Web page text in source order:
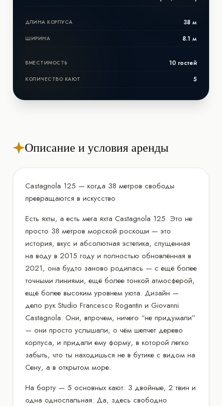
ДЛИНА КОРПУСА 38 м
ШИРИНА 8.1 м
ВМЕСТИМОСТЬ 10 гостей
КОЛИЧЕСТВО КАЮТ 5
Описание и условия аренды
Castagnola 125 — когда 38 метров свободы
превращаются в искусство
Есть яхты, а есть мега яхта Castagnola 125. Это не
просто 38 метров морской роскоши — это
история, вкус и абсолютная эстетика, спущенная
на воду в 2015 году и полностью обновлённая в
2021, она будто заново родилась — с ещё более
точными линиями, ещё более тонкой атмосферой,
ещё более высоким уровнем уюта. Дизайн —
дело рук Studio Francesco Rogantin и Giovanni
Castagnola. Они, впрочем, ничего “не придумали”
— они просто услышали, о чём шепчет дерево
корпуса, и придали ему форму, в которой легко
забыть, что ты находишься не в бутике с видом на
Сену, а в открытом море.
На борту — 5 основных кают: 3 двойные, 2 твин и
одна односпальная. Да, здесь свободно